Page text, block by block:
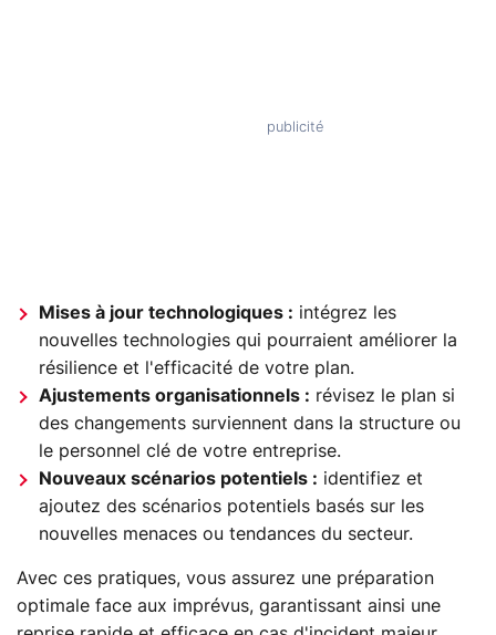
Mises à jour technologiques : intégrez les
nouvelles technologies qui pourraient améliorer la
résilience et l'efficacité de votre plan.
Ajustements organisationnels : révisez le plan si
des changements surviennent dans la structure ou
le personnel clé de votre entreprise.
Nouveaux scénarios potentiels : identifiez et
ajoutez des scénarios potentiels basés sur les
nouvelles menaces ou tendances du secteur.
Avec ces pratiques, vous assurez une préparation
optimale face aux imprévus, garantissant ainsi une